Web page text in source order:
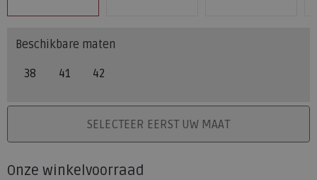
Beschikbare maten
38 41 42
PLAATS IN WINKELMANDSELECTEER EERST UW MAAT
Onze winkelvoorraad